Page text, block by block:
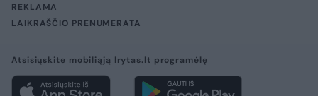
REKLAMA
LAIKRAŠČIO PRENUMERATA
Atsisiųskite mobiliąją lrytas.lt programėlę